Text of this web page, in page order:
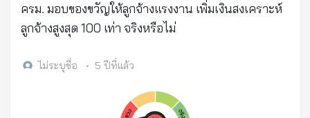
ครม. มอบของขวัญให้ลูกจ้างแรงงาน เพิ่มเงินสงเคราะห์
ลูกจ้างสูงสุด 100 เท่า จริงหรือไม่
ไม่ระบุชื่อ • 5 ปีที่แล้ว